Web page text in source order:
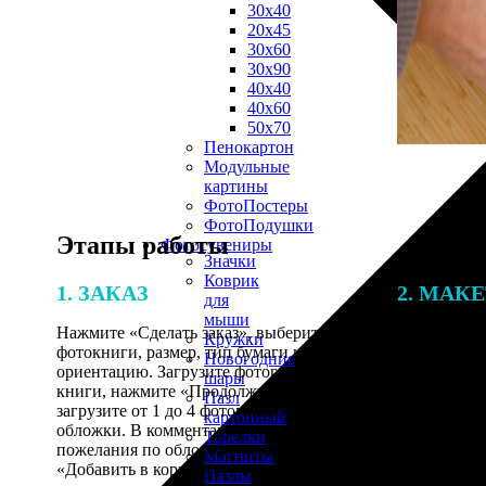
30х40
20х45
30х60
30х90
40х40
40х60
50х70
Пенокартон
Модульные
картины
ФотоПостеры
ФотоПодушки
Фотоcувениры
Значки
Коврик
для
мыши
Кружки
Новогодние
шары
Пазл
картонный
Тарелки
Магниты
Пазлы
Этапы работы
1. ЗАКАЗ
Нажмите «Сделать заказ», выберите тип
фотокниги, размер, тип бумаги и
ориентацию. Загрузите фотографии для
книги, нажмите «Продолжить» и
загрузите от 1 до 4 фотографий для
обложки. В комментарии оставьте свои
пожелания по обложке, нажмите
«Добавить в корзину».
2.